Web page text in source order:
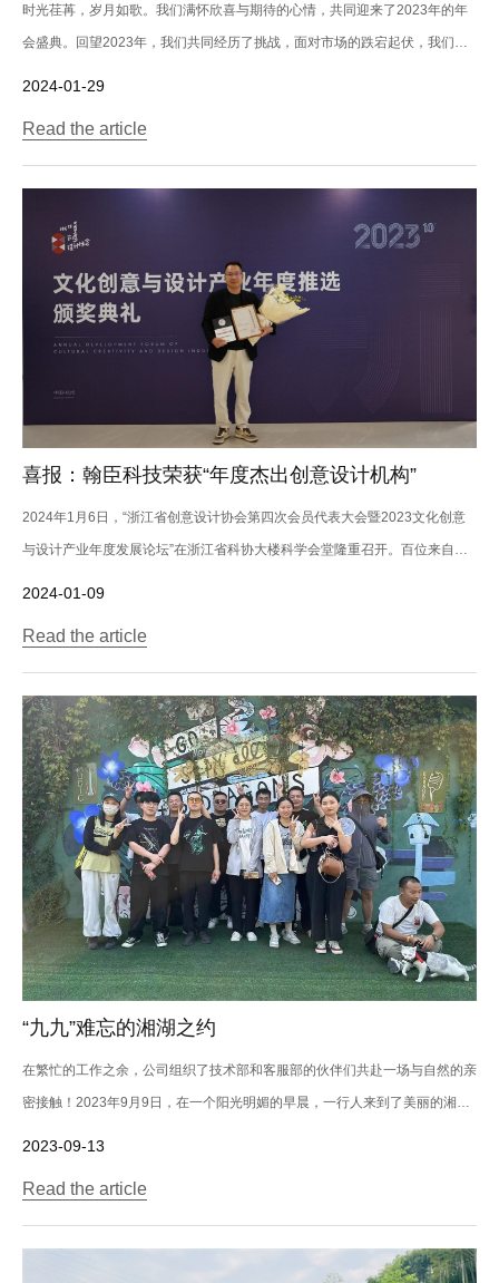
时光荏苒，岁月如歌。我们满怀欣喜与期待的心情，共同迎来了2023年的年
会盛典。回望2023年，我们共同经历了挑战，面对市场的跌宕起伏，我们稳
2024-01-29
Read the article
喜报：翰臣科技荣获“年度杰出创意设计机构”
2024年1月6日，“浙江省创意设计协会第四次会员代表大会暨2023文化创意
与设计产业年度发展论坛”在浙江省科协大楼科学会堂隆重召开。百位来自浙
2024-01-09
Read the article
“九九”难忘的湘湖之约
在繁忙的工作之余，公司组织了技术部和客服部的伙伴们共赴一场与自然的亲
密接触！2023年9月9日，在一个阳光明媚的早晨，一行人来到了美丽的湘湖-
2023-09-13
Read the article